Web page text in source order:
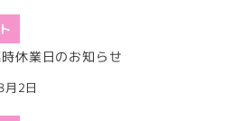
休業日のお知らせ
2日